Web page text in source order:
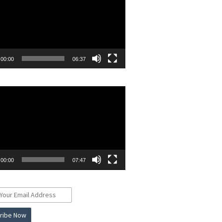
00:00 06:37
00:00 07:47